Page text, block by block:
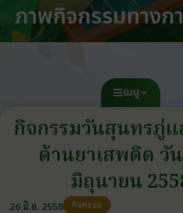
ภาพกิจกรรมทางก
เมนู
กิจกรรมวันสุนทรภู่
ต้านยาเสพติด วั
มิถุนายน
26 มิ.ย. 2558 กิจกรรม